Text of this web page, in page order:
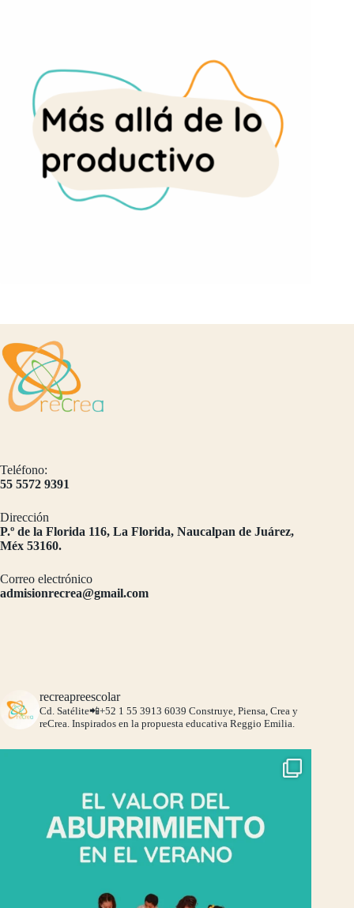
Teléfono:
55 5572 9391
Dirección
​P.º de la Florida 116, La Florida, Naucalpan de Juárez,
Méx 53160.
Correo electrónico
admisionrecrea@gmail.com
recreapreescolar
Cd. Satélite📲+52 1 55 3913 6039 Construye, Piensa, Crea y
reCrea. Inspirados en la propuesta educativa Reggio Emilia.